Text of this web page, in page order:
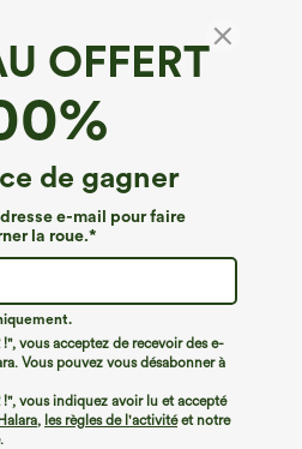
OFFERT
de gagner
e-mail pour faire
la roue.*
vous acceptez de recevoir des e-
Vous pouvez vous désabonner à
!", vous indiquez avoir lu et accepté
, les règles de l'activitéet notre
.
leggings de
au niveau du ventre